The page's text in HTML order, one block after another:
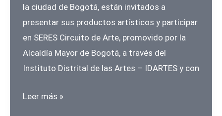
la ciudad de Bogotá, están invitados a
presentar sus productos artísticos y participar
en SERES Circuito de Arte, promovido por la
Alcaldía Mayor de Bogotá, a través del
Instituto Distrital de las Artes – IDARTES y con
SERES
Leer más »